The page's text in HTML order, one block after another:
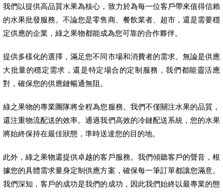
我們以提供高品質水果為核心，致力於為每一位客戶帶來值得信賴
的水果批發服務。不論您是零售商、餐飲業者、超市，還是需要穩
定供應的企業，綠之果物都能成為您可靠的合作夥伴。
提供多樣化的選擇，滿足您不同市場和消費者的需求。無論是供應
大批量的穩定需求，還是特定場合的定制服務，我們都能靈活應
對，確保您的供應鏈暢通無阻。
綠之果物的專業團隊將全程為您服務。我們不僅關注水果的品質，
還注重物流配送的效率。通過我們高效的冷鏈配送系統，您的水果
將始終保持在最佳狀態，準時送達您的目的地。
此外，綠之果物還提供卓越的客戶服務。我們傾聽客戶的聲音，根
據您的具體需求量身定制供應方案，確保每一筆訂單都讓您滿意。
我們深知，客戶的成功是我們的成功，因此我們始終以最專業的態